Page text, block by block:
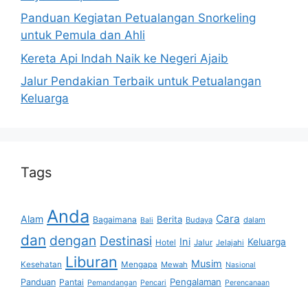
Panduan Kegiatan Petualangan Snorkeling
untuk Pemula dan Ahli
Kereta Api Indah Naik ke Negeri Ajaib
Jalur Pendakian Terbaik untuk Petualangan
Keluarga
Tags
Alam Anda Bagaimana Bali Berita Budaya Cara dalam
dan dengan Destinasi Hotel Ini Jalur Jelajahi Keluarga
Kesehatan Liburan Mengapa Mewah Musim Nasional
Panduan Pantai Pemandangan Pencari Pengalaman Perencanaan